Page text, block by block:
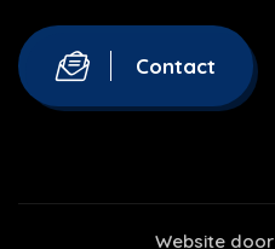
Contact
Website door